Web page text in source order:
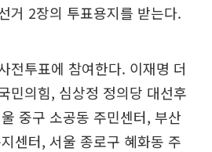
거 2장의 투표용지를 받는다.
전투표에 참여한다. 이재명 더
민의힘, 심상정 정의당 대선후
중구 소공동 주민센터, 부산
센터, 서울 종로구 혜화동 주